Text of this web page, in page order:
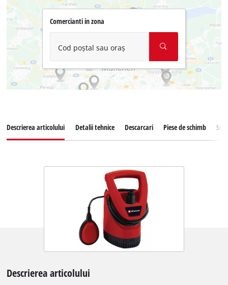
Comercianti in zona
Cod poștal sau oraș
Descrierea articolului Detalii tehnice Descarcari Piese de schimb
Descrierea articolului